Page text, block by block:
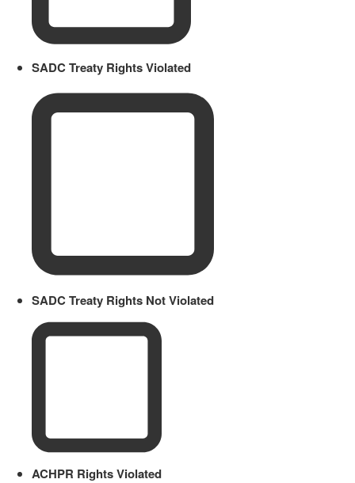
SADC Treaty Rights Violated
SADC Treaty Rights Not Violated
ACHPR Rights Violated